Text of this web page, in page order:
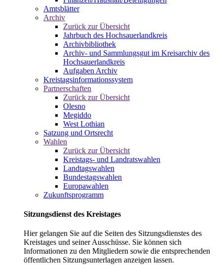
Amtsblätter
Archiv
Zurück zur Übersicht
Jahrbuch des Hochsauerlandkreis
Archivbibliothek
Archiv- und Sammlungsgut im Kreisarchiv des
Hochsauerlandkreis
Aufgaben Archiv
Kreistagsinformationssystem
Partnerschaften
Zurück zur Übersicht
Olesno
Megiddo
West Lothian
Satzung und Ortsrecht
Wahlen
Zurück zur Übersicht
Kreistags- und Landratswahlen
Landtagswahlen
Bundestagswahlen
Europawahlen
Zukunftsprogramm
Sitzungsdienst des Kreistages
Hier gelangen Sie auf die Seiten des Sitzungsdienstes des
Kreistages und seiner Ausschüsse. Sie können sich
Informationen zu den Mitgliedern sowie die entsprechenden
öffentlichen Sitzungsunterlagen anzeigen lassen.